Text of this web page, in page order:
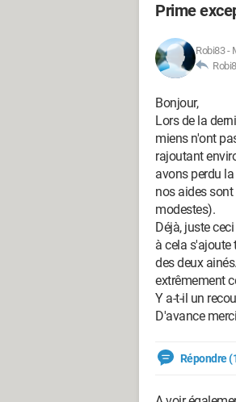
Prime
Robi83-
Bonjour,
Lors de la
miens n'ont
rajoutant
avons perdu
nos aides
modestes).
Déjà, juste
à cela s'ajoute
des deux
extrêmement
Y a-t-il un
D'avance
Répondre